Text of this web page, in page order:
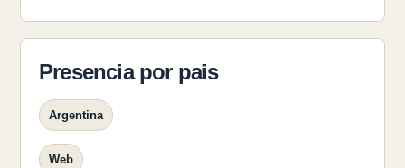
Presencia por pais
Argentina
Web